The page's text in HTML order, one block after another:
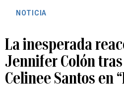
NOTICIA
La inesperada
Jennifer Colón
Celinee Santos en